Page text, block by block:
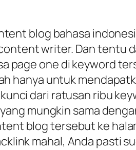
blog bahasa
writer. Dan tentu
page one di keyword
hanya untuk
dari ratusan ribu
mungkin sama
blog tersebut ke
mahal, Anda pasti